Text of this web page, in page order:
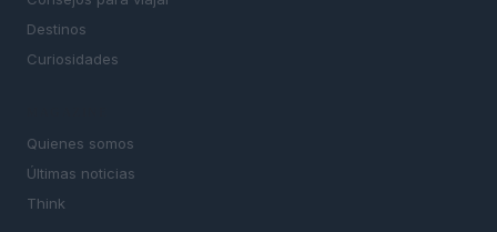
Destinos
Curiosidades
Quienes somos
Últimas noticias
Think